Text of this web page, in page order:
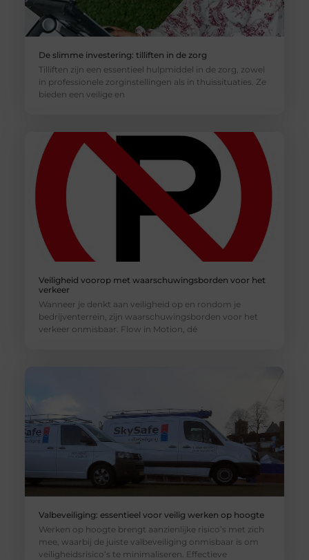
De slimme investering: tilliften in de zorg
Tilliften zijn een essentieel hulpmiddel in de zorg, zowel
in professionele zorginstellingen als in thuissituaties. Ze
bieden een veilige en
Veiligheid voorop met waarschuwingsborden voor het
verkeer
Wanneer je denkt aan veiligheid op en rondom je
bedrijventerrein, zijn waarschuwingsborden voor het
verkeer onmisbaar. Flow in Motion, dé
Valbeveiliging: essentieel voor veilig werken op hoogte
Werken op hoogte brengt aanzienlijke risico’s met zich
mee, waarbij de juiste valbeveiliging onmisbaar is om
veiligheidsrisico’s te minimaliseren. Effectieve